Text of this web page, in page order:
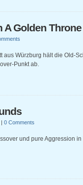
A Golden Throne
aus Würzburg hält die Old-
Punkt ab.
| 0 Comments
und pure Aggression